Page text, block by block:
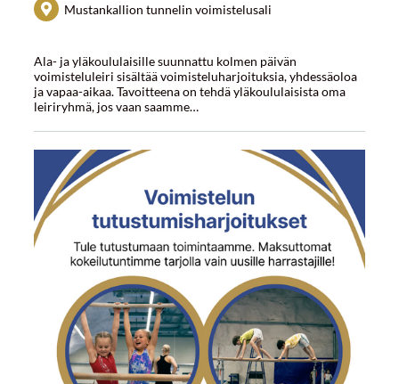
Mustankallion tunnelin voimistelusali
Ala- ja yläkoululaisille suunnattu kolmen päivän
voimisteluleiri sisältää voimisteluharjoituksia, yhdessäoloa
ja vapaa-aikaa. Tavoitteena on tehdä yläkoululaisista oma
leiriryhmä, jos vaan saamme…